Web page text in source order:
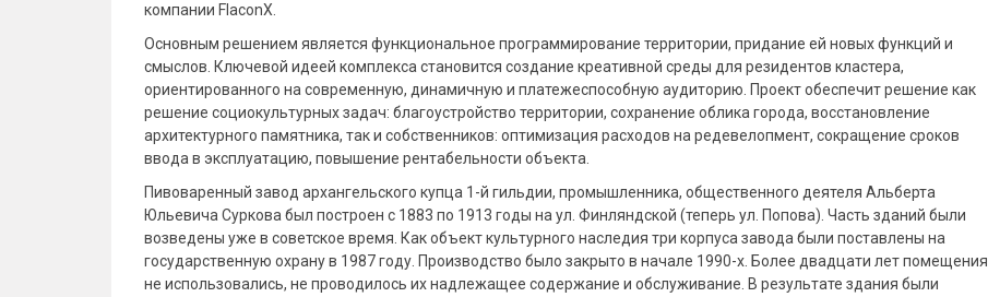
компании FlaconX.
Основным решением является функциональное программирование территории, придание ей новых функций и
смыслов. Ключевой идеей комплекса становится создание креативной среды для резидентов кластера,
ориентированного на современную, динамичную и платежеспособную аудиторию. Проект обеспечит решение как
решение социокультурных задач: благоустройство территории, сохранение облика города, восстановление
архитектурного памятника, так и собственников: оптимизация расходов на редевелопмент, сокращение сроков
ввода в эксплуатацию, повышение рентабельности объекта.
Пивоваренный завод архангельского купца 1-й гильдии, промышленника, общественного деятеля Альберта
Юльевича Суркова был построен с 1883 по 1913 годы на ул. Финляндской (теперь ул. Попова). Часть зданий были
возведены уже в советское время. Как объект культурного наследия три корпуса завода были поставлены на
государственную охрану в 1987 году. Производство было закрыто в начале 1990-х. Более двадцати лет помещения
не использовались, не проводилось их надлежащее содержание и обслуживание. В результате здания были